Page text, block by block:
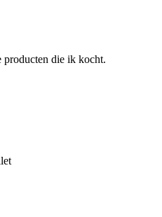
producten die ik kocht.